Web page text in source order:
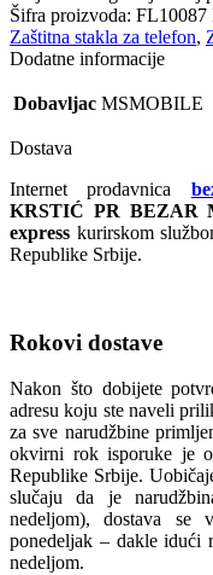
Šifra proizvoda: FL10087
Zaštitna stakla za telefon,
Dodatne informacije
Dobavljac MSMOBILE
Dostava
Internet prodavnica
KRSTIĆ PR BEZAR
express kurirskom
Republike Srbije.
Rokovi dostave
Nakon što dobijete
adresu koju ste naveli
za sve narudžbine
okvirni rok isporuke je
Republike Srbije.
slučaju da je
nedeljom), dostava
ponedeljak – dakle idući
nedeljom.